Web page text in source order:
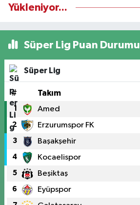
Yükleniyor...
Süper Lig Puan Durumu
Süper Lig
# Takım
1 Amed
2 Erzurumspor FK
3 Başakşehir
4 Kocaelispor
5 Beşiktaş
6 Eyüpspor